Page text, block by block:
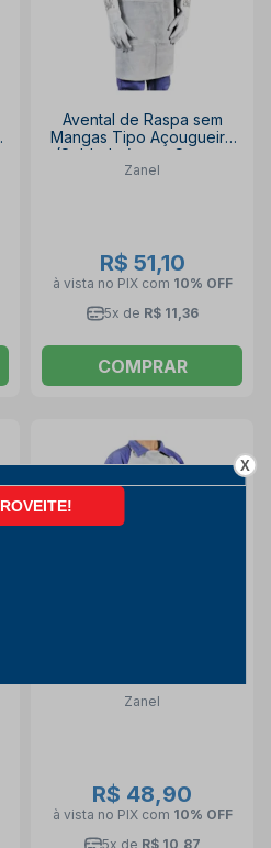
Avental de Raspa sem
Mangas Tipo Açougueiro
(Soldador) com Costura
120x60cm CA 13989 AV-
Zanel
R$ 51,10
à vista no PIX com 10% OFF
5x de R$ 11,36
COMPRAR
(Soldador) sem Costura
60cmx1.00mt CA 13989 AV-
Zanel
R$ 48,90
à vista no PIX com 10% OFF
5x de R$ 10,87
X